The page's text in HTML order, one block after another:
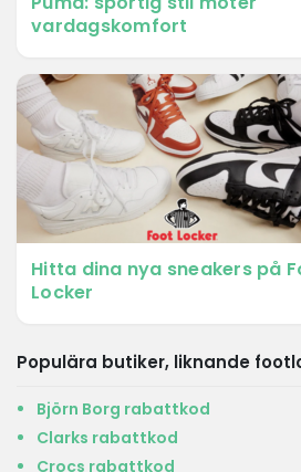
vardagskomfort
Hitta dina nya sneakers på
Locker
Populära butiker, liknande
Björn Borg rabattkod
Clarks rabattkod
Crocs rabattkod